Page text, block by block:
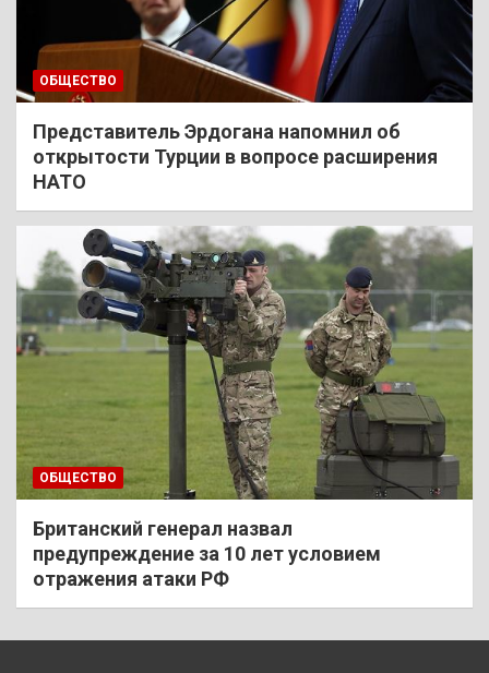
ОБЩЕСТВО
Представитель Эрдогана напомнил об
открытости Турции в вопросе расширения
НАТО
ОБЩЕСТВО
Британский генерал назвал
предупреждение за 10 лет условием
отражения атаки РФ